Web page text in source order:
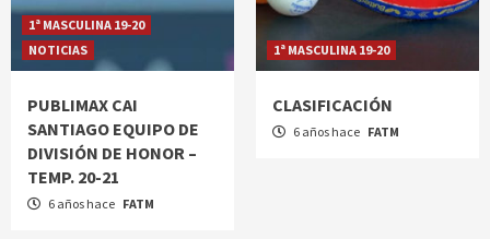
1ª MASCULINA 19-20
NOTICIAS
PUBLIMAX CAI
SANTIAGO EQUIPO DE
DIVISIÓN DE HONOR –
TEMP. 20-21
6 años hace FATM
1ª MASCULINA 19-20
CLASIFICACIÓN
6 años hace FATM